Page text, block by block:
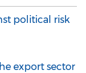
political risk
export sector